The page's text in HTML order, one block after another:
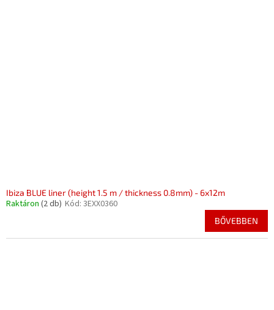
Ibiza BLUE liner (height 1.5 m / thickness 0.8mm) - 6x12m
Raktáron (2 db) Kód: 3EXX0360
BŐVEBBEN